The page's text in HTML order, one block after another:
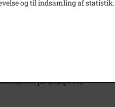
på besøg 1993.
og til indsamling af statistik.